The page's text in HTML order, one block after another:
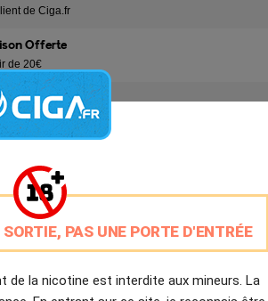
PAS UNE PORTE D'ENTRÉE
de la nicotine est interdite aux mineurs. La
de Ciga.fr
Offerte
de 20€
Immédiate
passée avant 14h
Partager
partir du Lundi 10 Août 2026.